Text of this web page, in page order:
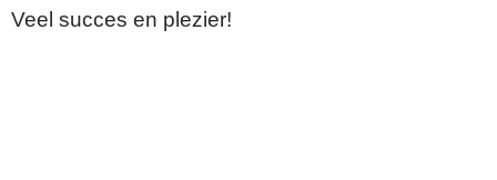
Veel succes en plezier!